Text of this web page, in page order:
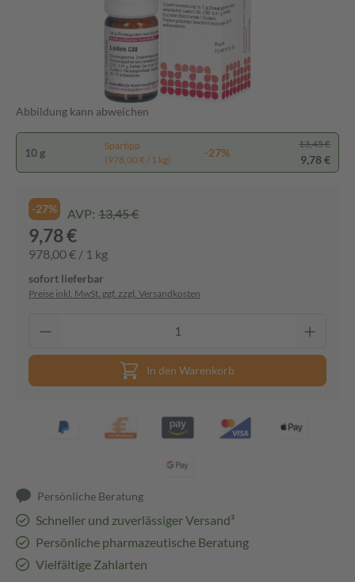
Abbildung kann abweichen
10 g
Spartipp
(978,00 € / 1 kg)
-27%
13,45 €
9,78 €
-27% AVP: 13,45 €
9,78 €
978,00 € / 1 kg
sofort lieferbar
Preise inkl. MwSt. ggf. zzgl. Versandkosten
In den Warenkorb
Persönliche Beratung
Schneller und zuverlässiger Versand³
Persönliche pharmazeutische Beratung
Vielfältige Zahlarten